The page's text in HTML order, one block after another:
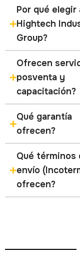
Por qué elegir
Hightech
Group?
Ofrecen
posventa y
capacitación?
Qué garantía
ofrecen?
Qué términos
envío
ofrecen?